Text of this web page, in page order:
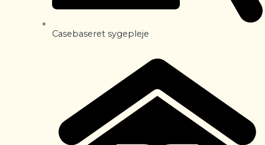
Casebaseret sygepleje